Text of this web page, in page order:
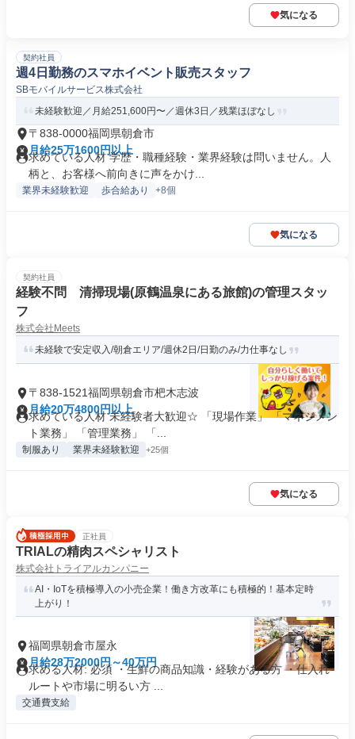
気になる
契約社員
週4日勤務のスマホイベント販売スタッフ
SBモバイルサービス株式会社
未経験歓迎／月給251,600円〜／週休3日／残業ほぼなし
〒838-0000福岡県朝倉市
月給25万1600円以上
求めている人材 学歴・職種経験・業界経験は問いません。人
柄と、お客様へ前向きに声をかけ...
業界未経験歓迎 歩合給あり +8個
気になる
契約社員
経験不問 清掃現場(原鶴温泉にある旅館)の管理スタッ
フ
株式会社Meets
未経験で安定収入/朝倉エリア/週休2日/日勤のみ/力仕事なし
〒838-1521福岡県朝倉市杷木志波
月給20万4800円以上
求めている人材 未経験者大歓迎☆ 「現場作業」 「マネジメン
ト業務」 「管理業務」 「...
制服あり 業界未経験歓迎 +25個
気になる
正社員
TRIALの精肉スペシャリスト
株式会社トライアルカンパニー
AI・IoTを積極導入の小売企業！働き方改革にも積極的！基本定時
上がり！
福岡県朝倉市屋永
月給28万2000円～40万円
求める人材: 必須 ・生鮮の商品知識・経験がある方 ・仕入れ
ルートや市場に明るい方 ...
交通費支給